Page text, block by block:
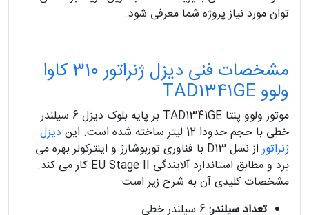
توان مورد نیاز پروژه شما معرفی شود.
مشخصات فنی دیزل ژنراتور 310 کاوا
ولوو TAD1341GE
موتور ولوو پنتا TAD1341GE بر پایه بلوک دیزل 6 سیلندر
خطی با حجم حدودا 12 لیتر ساخته شده است. این
دیزل
ژنراتور
از نسل D13 با فناوری توربوشارژ و اینترکولر بهره می
برد و مطابق استاندارد آلایندگی EU Stage II کار می کند.
مشخصات کلیدی آن به شرح زیر است:
تعداد سیلندر: